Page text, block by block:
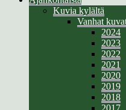
Kuvia kylältä
Vanhat
2024
2023
2022
2021
2020
2019
2018
2017